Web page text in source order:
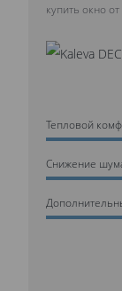
купить окно
Тепловой
Cнижение